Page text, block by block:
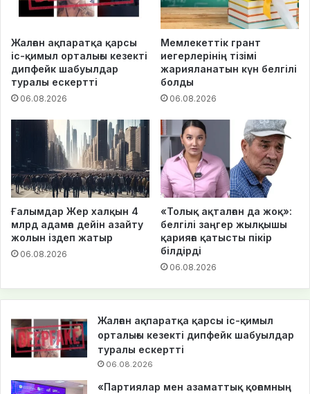
Жалған ақпаратқа қарсы
іс-қимыл орталығы кезекті
дипфейк шабуылдар
туралы ескертті
06.08.2026
Мемлекеттік грант
иегерлерінің тізімі
жарияланатын күн белгілі
болды
06.08.2026
Ғалымдар Жер халқын 4
млрд адамға дейін азайту
жолын іздеп жатыр
06.08.2026
«Толық ақталған да жоқ»:
белгілі заңгер жылқышы
қарияға қатысты пікір
білдірді
06.08.2026
Жалған ақпаратқа қарсы іс-қимыл
орталығы кезекті дипфейк шабуылдар
туралы ескертті
06.08.2026
«Партиялар мен азаматтық қоғамның